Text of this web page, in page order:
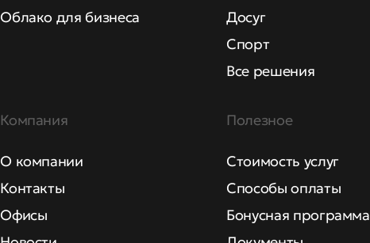
Облако для бизнеса
Досуг
Спорт
Все решения
Компания
О компании
Контакты
Офисы
Полезное
Стоимость услуг
Способы оплаты
Бонусная программа